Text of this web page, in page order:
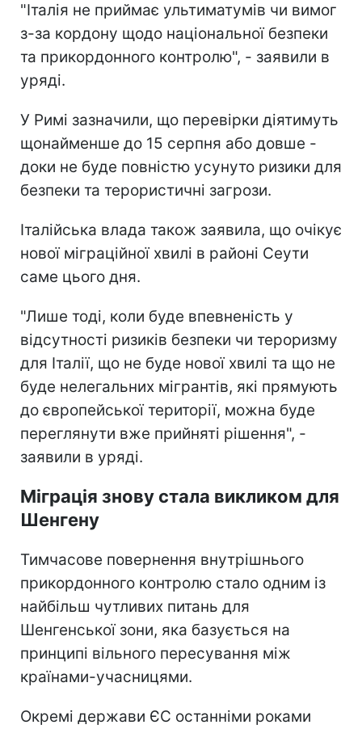
"Італія не приймає ультиматумів чи вимог
з-за кордону щодо національної безпеки
та прикордонного контролю", - заявили в
уряді.
У Римі зазначили, що перевірки діятимуть
щонайменше до 15 серпня або довше -
доки не буде повністю усунуто ризики для
безпеки та терористичні загрози.
Італійська влада також заявила, що очікує
нової міграційної хвилі в районі Сеути
саме цього дня.
"Лише тоді, коли буде впевненість у
відсутності ризиків безпеки чи тероризму
для Італії, що не буде нової хвилі та що не
буде нелегальних мігрантів, які прямують
до європейської території, можна буде
переглянути вже прийняті рішення", -
заявили в уряді.
Міграція знову стала викликом для
Шенгену
Тимчасове повернення внутрішнього
прикордонного контролю стало одним із
найбільш чутливих питань для
Шенгенської зони, яка базується на
принципі вільного пересування між
країнами-учасницями.
Окремі держави ЄС останніми роками